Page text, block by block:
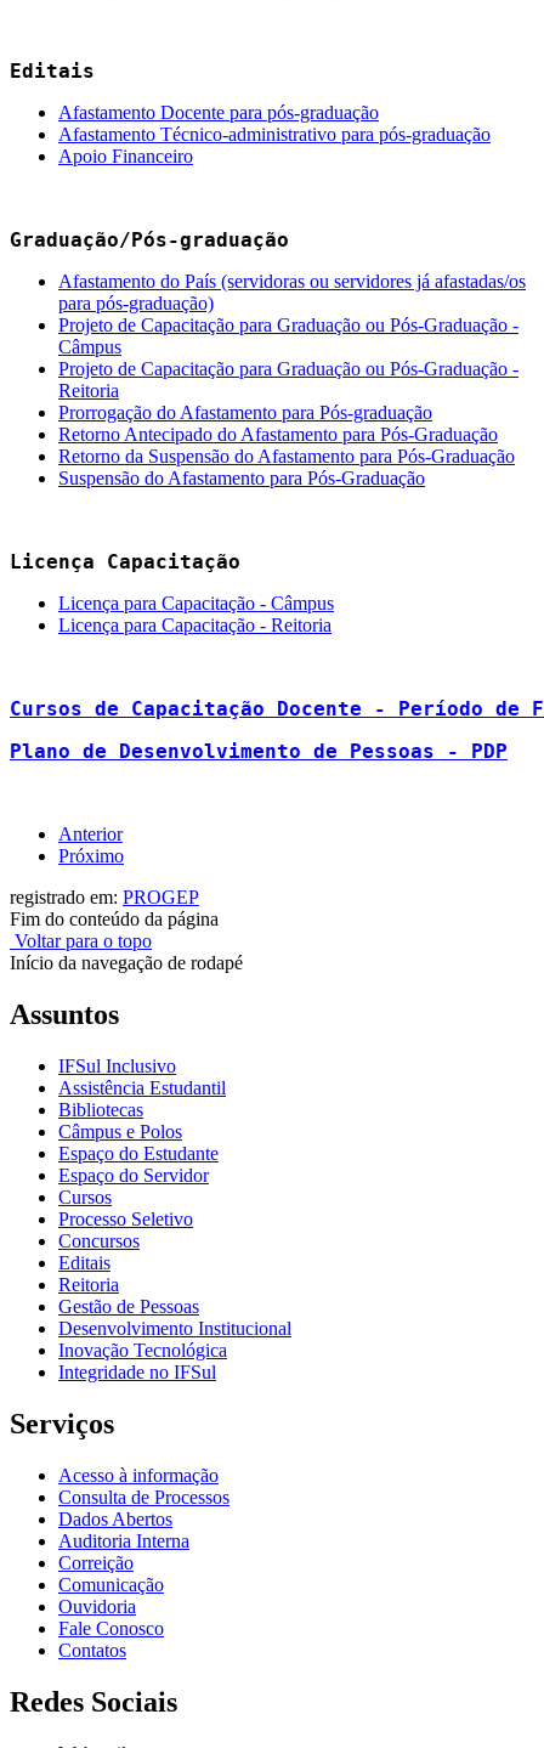
Editais
Afastamento Docente para pós-graduação
Afastamento Técnico-administrativo para pós-graduação
Apoio Financeiro
Graduação/Pós-graduação
Afastamento do País (servidoras ou servidores já afastadas/os
para pós-graduação)
Projeto de Capacitação para Graduação ou Pós-Graduação -
Câmpus
Projeto de Capacitação para Graduação ou Pós-Graduação -
Reitoria
Prorrogação do Afastamento para Pós-graduação
Retorno Antecipado do Afastamento para Pós-Graduação
Retorno da Suspensão do Afastamento para Pós-Graduação
Suspensão do Afastamento para Pós-Graduação
Licença Capacitação
Licença para Capacitação - Câmpus
Licença para Capacitação - Reitoria
Cursos de Capacitação Docente - Período de
Plano de Desenvolvimento de Pessoas - PDP
Anterior
Próximo
registrado em: PROGEP
Fim do conteúdo da página
Voltar para o topo
Início da navegação de rodapé
Assuntos
IFSul Inclusivo
Assistência Estudantil
Bibliotecas
Câmpus e Polos
Espaço do Estudante
Espaço do Servidor
Cursos
Processo Seletivo
Concursos
Editais
Reitoria
Gestão de Pessoas
Desenvolvimento Institucional
Inovação Tecnológica
Integridade no IFSul
Serviços
Acesso à informação
Consulta de Processos
Dados Abertos
Auditoria Interna
Correição
Comunicação
Ouvidoria
Fale Conosco
Contatos
Redes Sociais